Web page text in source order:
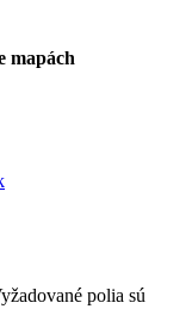
mapách
polia sú